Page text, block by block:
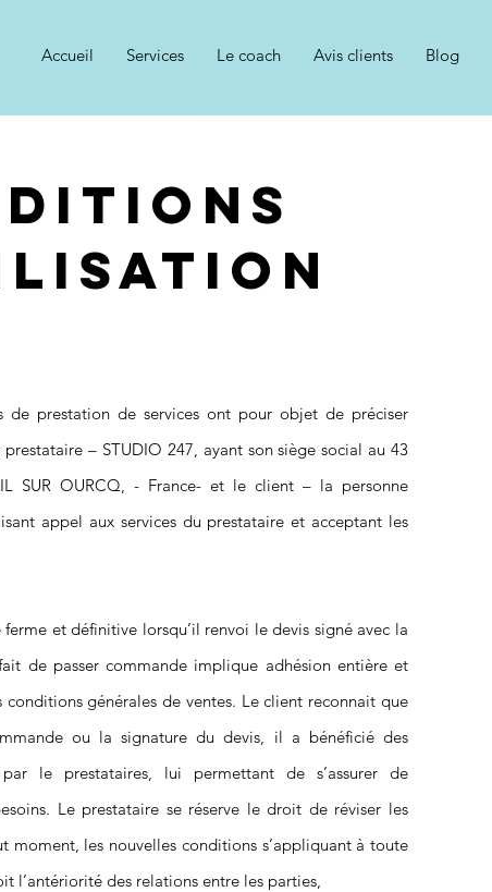
Accueil Services Le coach Avis clients Blog
de prestation de services ont pour objet de préciser
– STUDIO 247, ayant son siège social au 43
SUR OURCQ, - France- et le client – la personne
appel aux services du prestataire et acceptant les
et définitive lorsqu’il renvoi le devis signé avec la
de passer commande implique adhésion entière et
conditions générales de ventes. Le client reconnait que
ou la signature du devis, il a bénéficié des
le prestataires, lui permettant de s’assurer de
Le prestataire se réserve le droit de réviser les
moment, les nouvelles conditions s’appliquant à toute
l’antériorité des relations entre les parties,